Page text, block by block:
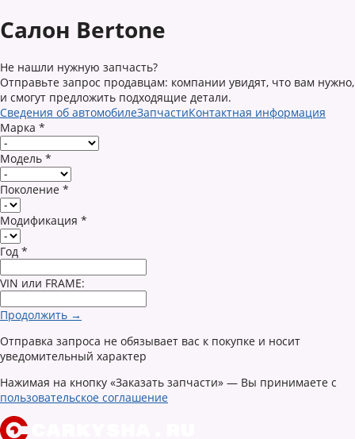
Салон Bertone
Не нашли нужную запчасть?
Отправьте запрос продавцам: компании увидят, что вам нужно,
и смогут предложить подходящие детали.
Сведения об автомобилеЗапчастиКонтактная информация
Марка *
Модель *
Поколение *
Модификация *
Год *
VIN или FRAME:
Продолжить →
Отправка запроса не обязывает вас к покупке и носит
уведомительный характер
Нажимая на кнопку «Заказать запчасти» — Вы принимаете с
пользовательское соглашение